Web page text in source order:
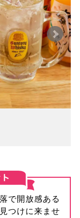
で開放感ある
つけに来ませ